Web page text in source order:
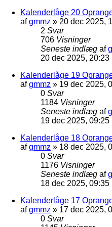
Kalenderlåge 20
afgmmz » 20 dec 2025,
2 Svar
706 Visninger
Seneste indlæg af
20 dec 2025, 20:23
Kalenderlåge 19
afgmmz » 19 dec 2025,
0 Svar
1184 Visninger
Seneste indlæg af
19 dec 2025, 09:25
Kalenderlåge 18
afgmmz » 18 dec 2025,
0 Svar
1176 Visninger
Seneste indlæg af
18 dec 2025, 09:35
Kalenderlåge 17
afgmmz » 17 dec 2025,
0 Svar